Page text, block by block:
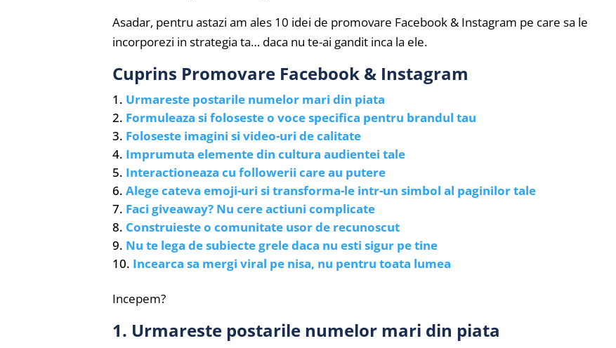
Asadar, pentru astazi am ales 10 idei de promovare Facebook & Instagram pe care sa le
incorporezi in strategia ta… daca nu te-ai gandit inca la ele.
Cuprins Promovare Facebook & Instagram
Urmareste postarile numelor mari din piata
Formuleaza si foloseste o voce specifica pentru brandul tau
Foloseste imagini si video-uri de calitate
Imprumuta elemente din cultura audientei tale
Interactioneaza cu followerii care au putere
Alege cateva emoji-uri si transforma-le intr-un simbol al paginilor tale
Faci giveaway? Nu cere actiuni complicate
Construieste o comunitate usor de recunoscut
Nu te lega de subiecte grele daca nu esti sigur pe tine
Incearca sa mergi viral pe nisa, nu pentru toata lumea
Incepem?
1. Urmareste postarile numelor mari din piata